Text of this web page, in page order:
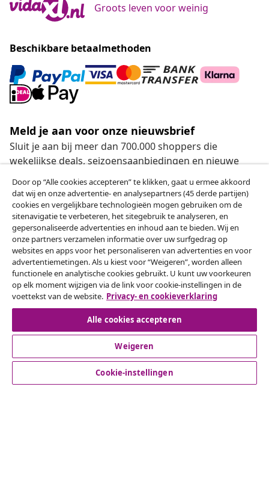
Groots leven voor weinig
Beschikbare betaalmethoden
Meld je aan voor onze nieuwsbrief
Sluit je aan bij meer dan 700.000 shoppers die
wekelijkse deals, seizoensaanbiedingen en nieuwe
Onze sociale media
Herroeping van de overeenkomst
Een annulering voor je bestelling indienen
Herroeping van de overeenkomst
Klantenservice
Door op “Alle cookies accepteren” te klikken, gaat u ermee akkoord
dat wij en onze advertentie- en analysepartners (45 derde partijen)
cookies en vergelijkbare technologieën mogen gebruiken om de
sitenavigatie te verbeteren, het sitegebruik te analyseren, en
gepersonaliseerde advertenties en inhoud aan te bieden. Wij en
onze partners verzamelen informatie over uw surfgedrag op
websites en apps voor het personaliseren van advertenties en voor
advertentiemetingen. Als u kiest voor “Weigeren”, worden alleen
functionele en analytische cookies gebruikt. U kunt uw voorkeuren
op elk moment wijzigen via de link voor cookie-instellingen in de
voettekst van de website. Privacy- en cookieverklaring
Alle cookies accepteren
Weigeren
Cookie-instellingen